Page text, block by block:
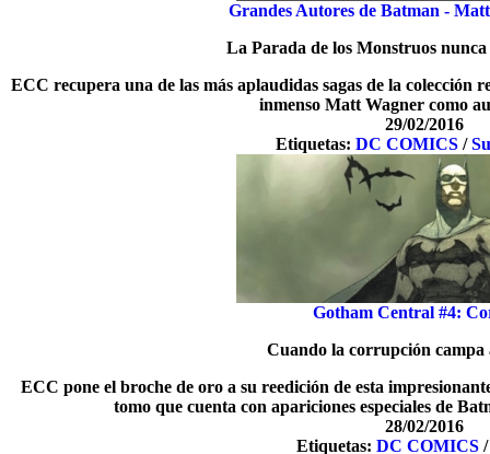
Grandes Autores de Batman -
La Parada de los Monstruos
ECC recupera una de las más aplaudidas sagas de la
inmenso Matt Wagner como
29/02/2016
Etiquetas: DC COMICS /
Gotham Central #4:
Cuando la corrupción campa
ECC pone el broche de oro a su reedición de esta
tomo que cuenta con apariciones especiales de
28/02/2016
Etiquetas:DC COMICS